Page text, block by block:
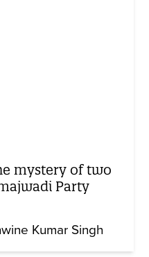
mystery of two
Party
Kumar Singh